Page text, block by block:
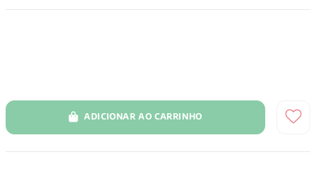
ADICIONAR AO CARRINHO